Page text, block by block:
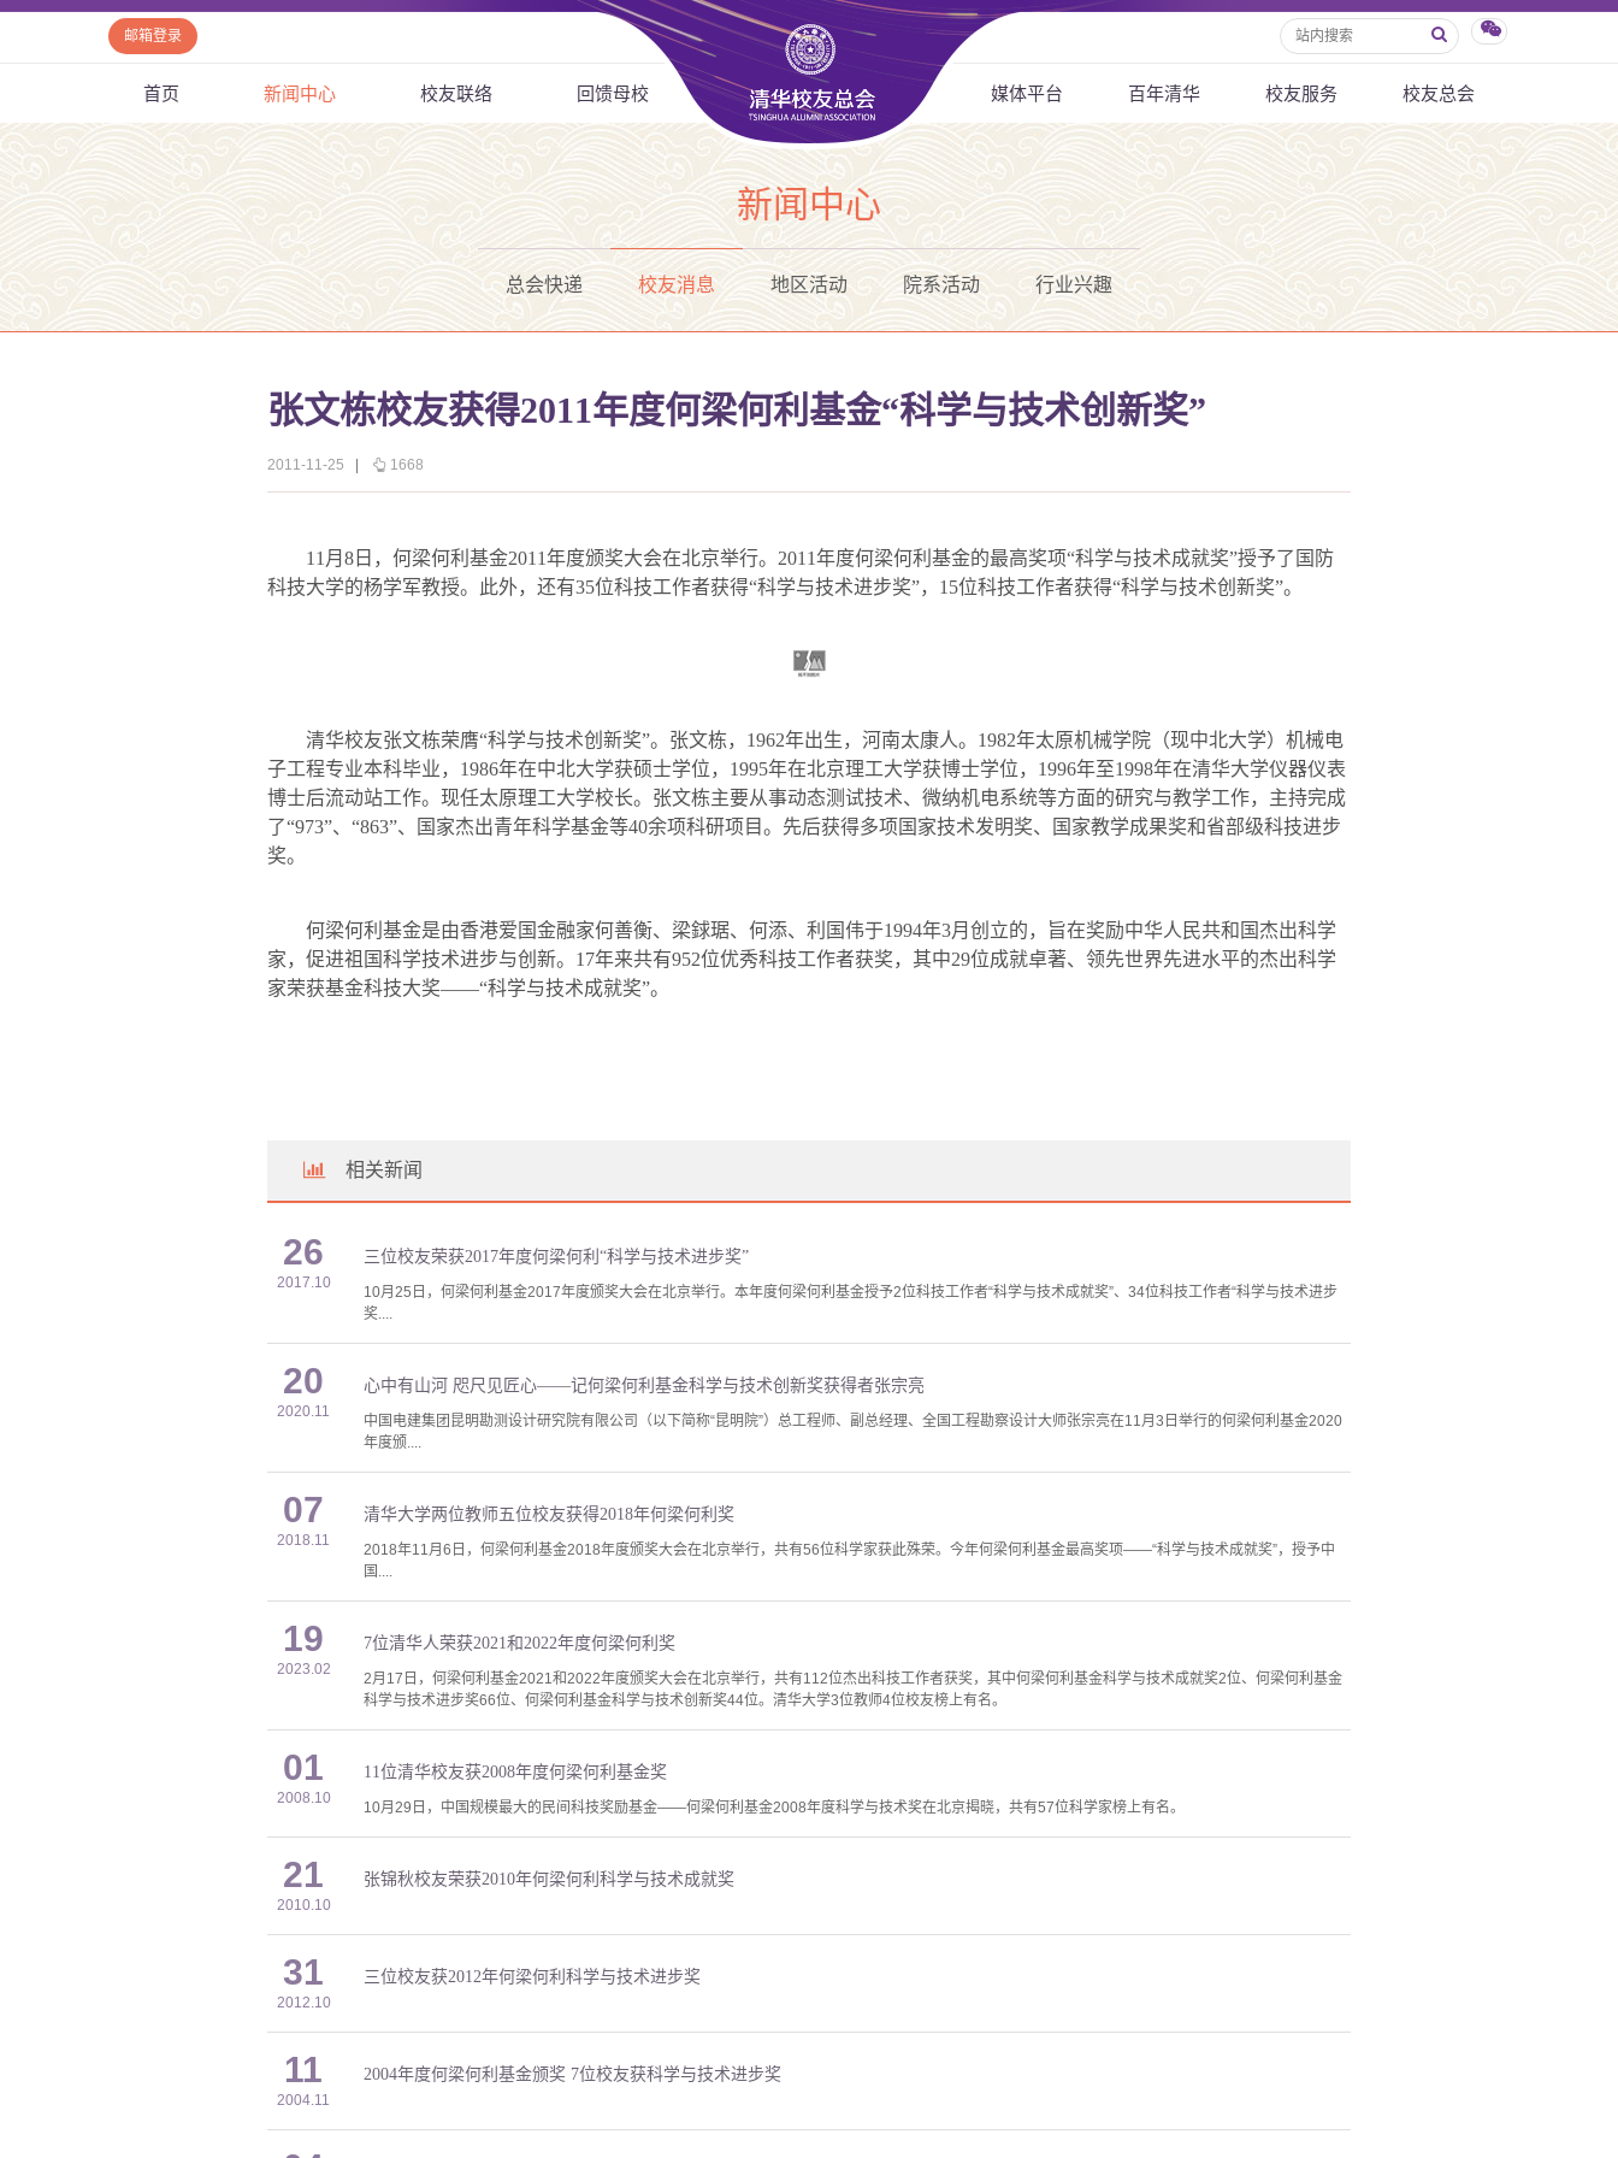
邮箱登录
首页 新闻中心 校友联络 回馈母校 媒体平台 百年清华 校友服务 校友总会
新闻中心
总会快递 校友消息 地区活动 院系活动 行业兴趣
张文栋校友获得2011年度何梁何利基金“科学与技术创新奖”
2011-11-25 1668
11 月 8 日，何梁何利基金2011年度颁奖大会在北京举行。 2011年度何梁何利基金的最高奖项“科学与技术成就奖”授予了国防
科技大学的杨学军教授。此外，还有35位科技工作者获得“科学与技术进步奖”， 15位科技工作者获得“科学与技术创新奖”。
清华校友张文栋荣膺“科学与技术创新奖”。张文栋， 1962年出生，河南太康人。 1982年太原机械学院（现中北大学）机械电
子工程专业本科毕业， 1986年在中北大学获硕士学位， 1995年在北京理工大学获博士学位， 1996年至1998年在清华大学仪器仪表
博士后流动站工作。现任太原理工大学校长。张文栋主要从事动态测试技术、微纳机电系统等方面的研究与教学工作，主持完成
了“973”、“863”、国家杰出青年科学基金等40余项科研项目。先后获得多项国家技术发明奖、国家教学成果奖和省部级科技进步
奖。
何梁何利基金是由香港爱国金融家何善衡、梁銶琚、何添、利国伟于1994年3月创立的，旨在奖励中华人民共和国杰出科学
家，促进祖国科学技术进步与创新。 17年来共有952位优秀科技工作者获奖，其中29位成就卓著、领先世界先进水平的杰出科学
家荣获基金科技大奖——“科学与技术成就奖”。
相关新闻
26
2017.10
三位校友荣获2017年度何梁何利“科学与技术进步奖”
10月25日，何梁何利基金2017年度颁奖大会在北京举行。本年度何梁何利基金授予2位科技工作者“科学与技术成就奖”、34位科技工作者“科学与技术进步
奖....
20
2020.11
心中有山河 咫尺见匠心——记何梁何利基金科学与技术创新奖获得者张宗亮
中国电建集团昆明勘测设计研究院有限公司（以下简称“昆明院”）总工程师、副总经理、全国工程勘察设计大师张宗亮在11月3日举行的何梁何利基金2020
年度颁....
07
2018.11
清华大学两位教师五位校友获得2018年何梁何利奖
2018年11月6日，何梁何利基金2018年度颁奖大会在北京举行，共有56位科学家获此殊荣。今年何梁何利基金最高奖项——“科学与技术成就奖”，授予中
国....
19
2023.02
7位清华人荣获2021和2022年度何梁何利奖
2月17日，何梁何利基金2021和2022年度颁奖大会在北京举行，共有112位杰出科技工作者获奖，其中何梁何利基金科学与技术成就奖2位、何梁何利基金
科学与技术进步奖66位、何梁何利基金科学与技术创新奖44位。清华大学3位教师4位校友榜上有名。
01
2008.10
11位清华校友获2008年度何梁何利基金奖
10月29日，中国规模最大的民间科技奖励基金——何梁何利基金2008年度科学与技术奖在北京揭晓，共有57位科学家榜上有名。
21
2010.10
张锦秋校友荣获2010年何梁何利科学与技术成就奖
31
2012.10
三位校友获2012年何梁何利科学与技术进步奖
11
2004.11
2004年度何梁何利基金颁奖 7位校友获科学与技术进步奖